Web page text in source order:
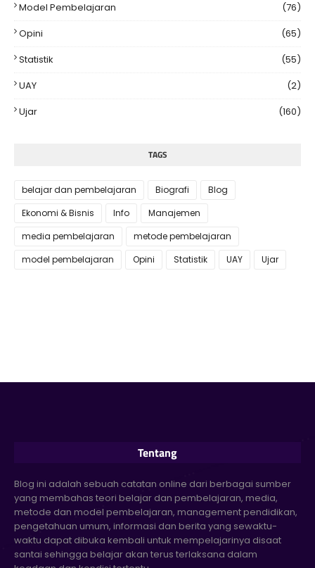
Model Pembelajaran
(76)
Opini
(65)
Statistik
(55)
UAY
(2)
Ujar
(160)
TAGS
belajar dan pembelajaran Biografi
Blog
Ekonomi & Bisnis
Info
Manajemen
media pembelajaran
metode pembelajaran
model pembelajaran
Opini Statistik UAY Ujar
Tentang
Blog ini adalah sebuah catatan online dari berbagai sumber
yang membahas teori belajar dan pembelajaran, media,
metode dan model pembelajaran, management pendidikan,
pengetahuan umum, informasi dan berita yang sewaktu-
waktu dapat dibuka kembali untuk mempelajarinya disaat
santai sehingga belajar akan terus terlaksana dalam